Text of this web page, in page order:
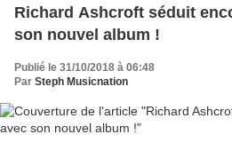
Richard Ashcroft séduit
son nouvel album !
Publié le 31/10/2018 à 06:48
Par Steph Musicnation